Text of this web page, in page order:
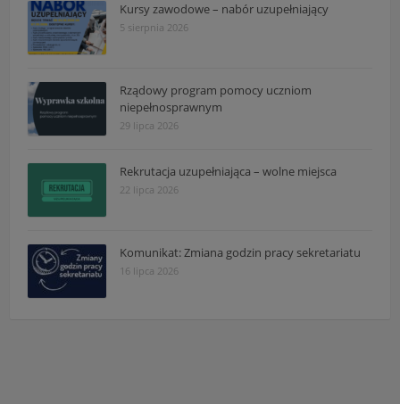
Kursy zawodowe – nabór uzupełniający
5 sierpnia 2026
Rządowy program pomocy uczniom
niepełnosprawnym
29 lipca 2026
Rekrutacja uzupełniająca – wolne miejsca
22 lipca 2026
Komunikat: Zmiana godzin pracy sekretariatu
16 lipca 2026